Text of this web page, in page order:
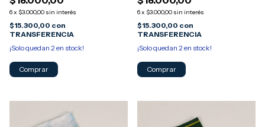
6x $3.000,00 sin interés
$15.300,00 con
TRANSFERENCIA
¡Solo quedan 2 en stock!
6x $3.000,00 sin interés
$15.300,00 con
TRANSFERENCIA
¡Solo quedan 2 en stock!